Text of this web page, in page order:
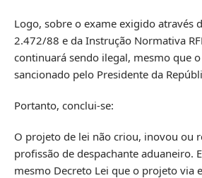
Logo, sobre o exame exigido através
2.472/88 e da Instrução Normativa
continuará sendo ilegal, mesmo que
sancionado pelo Presidente da
Portanto, conclui-se:
O projeto de lei não criou, inovou ou
profissão de despachante aduaneiro.
mesmo Decreto Lei que o projeto via